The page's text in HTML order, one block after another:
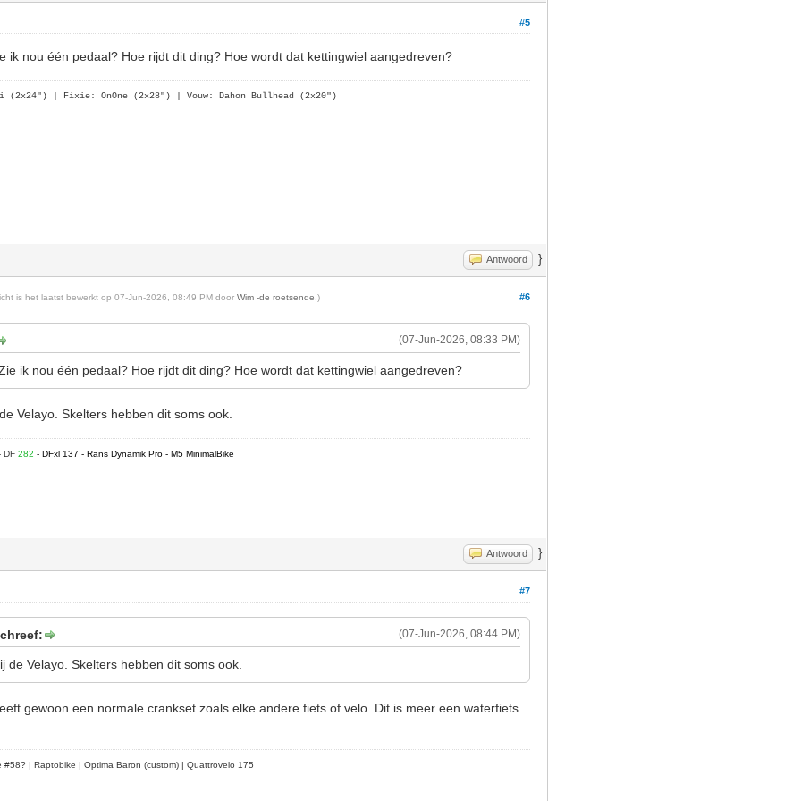
#5
ik nou één pedaal? Hoe rijdt dit ding? Hoe wordt dat kettingwiel aangedreven?
(2x24") | Fixie: OnOne (2x28") | Vouw: Dahon Bullhead (2x20")
Antwoord }
#6
is het laatst bewerkt op 07-Jun-2026, 08:49 PM doorWim -de roetsende .)
(07-Jun-2026, 08:33 PM)
ik nou één pedaal? Hoe rijdt dit ding? Hoe wordt dat kettingwiel aangedreven?
Velayo. Skelters hebben dit soms ook.
DF282- DFxl 137 - Rans Dynamik Pro - M5 MinimalBike
Antwoord }
#7
(07-Jun-2026, 08:44 PM)
de Velayo. Skelters hebben dit soms ook.
gewoon een normale crankset zoals elke andere fiets of velo. Dit is meer een waterfiets
#58? | Raptobike | Optima Baron (custom) | Quattrovelo 175